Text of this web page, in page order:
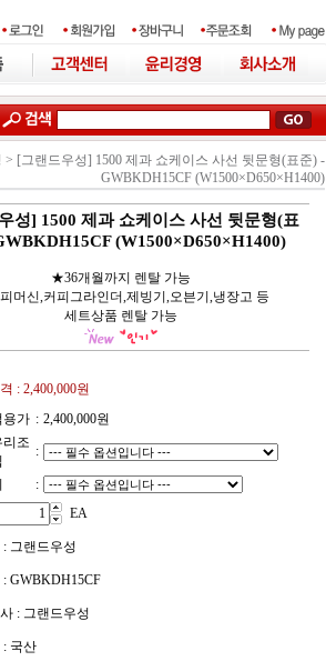
> [그랜드우성] 1500 제과 쇼케이스 사선 뒷문형(표준) -
GWBKDH15CF (W1500×D650×H1400)
성] 1500 제과 쇼케이스 사선 뒷문형(표
(W1500×D650×H1400)
★36개월까지 렌탈 가능
머신,커피그라인더,제빙기,오븐기,냉장고 등
세트상품 렌탈 가능
: 2,400,000원
용가 : 2,400,000원
리조
:
:
EA
: 그랜드우성
: GWBKDH15CF
: 그랜드우성
: 국산